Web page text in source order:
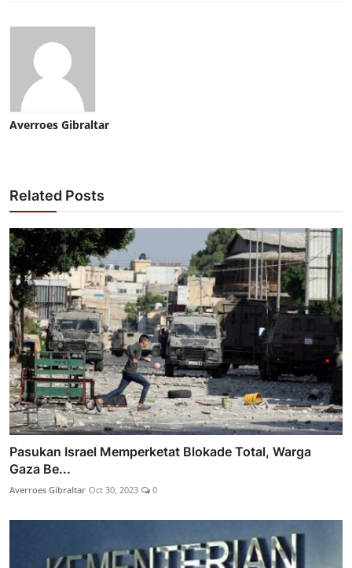
Averroes Gibraltar
Related Posts
Pasukan Israel Memperketat Blokade Total, Warga
Gaza Be...
Averroes Gibraltar Oct 30, 2023 0